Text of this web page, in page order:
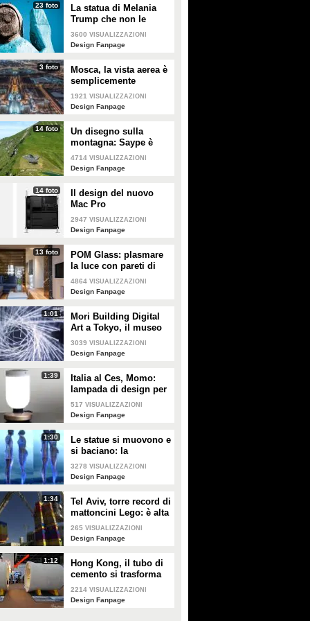
23 foto
La statua di Melania
Trump che non le
somiglia per niente e
tutti gli altri "disastri"
3600 VISUALIZZAZIONI
Design Fanpage
3 foto
Mosca, la vista aerea è
semplicemente
mozzafiato
1921 VISUALIZZAZIONI
Design Fanpage
14 foto
Un disegno sulla
montagna: Saype è
l'artista che dipinge
prati e montagne
4714 VISUALIZZAZIONI
Design Fanpage
14 foto
Il design del nuovo
Mac Pro
2947 VISUALIZZAZIONI
Design Fanpage
13 foto
POM Glass: plasmare
la luce con pareti di
vetro, ferro e legno
4864 VISUALIZZAZIONI
Design Fanpage
1:01
Mori Building Digital
Art a Tokyo, il museo
più "folle" del mondo
3039 VISUALIZZAZIONI
Design Fanpage
1:39
Italia al Ces, Momo:
lampada di design per
la sicurezza in casa
517 VISUALIZZAZIONI
Design Fanpage
1:30
Le statue si muovono e
si baciano: la
romantica storia tra un
comune ragazzo e una
3278 VISUALIZZAZIONI
Design Fanpage
1:34
Tel Aviv, torre record di
mattoncini Lego: è alta
36 metri
265 VISUALIZZAZIONI
Design Fanpage
1:12
Hong Kong, il tubo di
cemento si trasforma
in un appartamento: gli
interni vi stupiranno
2214 VISUALIZZAZIONI
Design Fanpage